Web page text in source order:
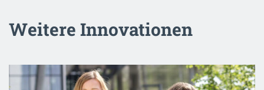
Weitere Innovationen